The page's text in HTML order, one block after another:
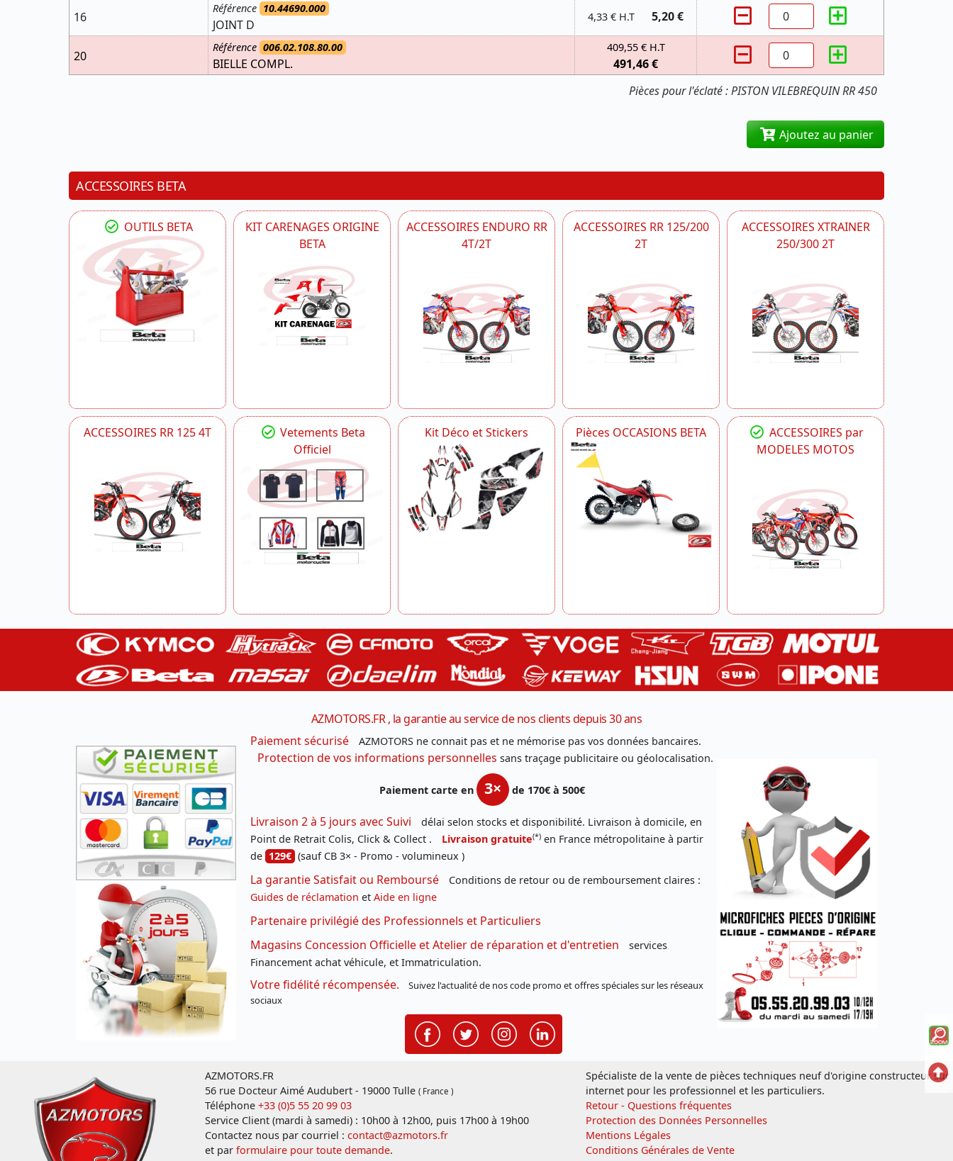
Pièces pour l'éclaté : PISTON VILEBREQUIN RR 450
16
Référence 10.44690.000
JOINT D
4,33 € H.T 5,20 €
20
Référence 006.02.108.80.00
BIELLE COMPL.
409,55 € H.T
491,46 €
Ajoutez au panier
ACCESSOIRES BETA
OUTILS BETA
KIT CARENAGES ORIGINE
BETA
ACCESSOIRES ENDURO RR
4T/2T
ACCESSOIRES RR 125/200
2T
ACCESSOIRES XTRAINER
250/300 2T
ACCESSOIRES RR 125 4T
Vetements Beta
Officiel
Kit Déco et Stickers Pièces OCCASIONS BETA
ACCESSOIRES par
MODELES MOTOS
AZMOTORS.FR , la garantie au service de nos clients depuis 30 ans
Paiement sécurisé
AZMOTORS ne connait pas et ne mémorise pas vos données bancaires.
Protection de vos informations personnelles sans traçage publicitaire ou géolocalisation.
Paiement carte en 3× de 170€ à 500€
Livraison 2 à 5 jours avec Suivi
délai selon stocks et disponibilité. Livraison à domicile, en
Point de Retrait Colis, Click & Collect .
Livraison gratuite(*) en France métropolitaine à partir
de 129€ (sauf CB 3× - Promo - volumineux )
La garantie Satisfait ou Remboursé
Conditions de retour ou de remboursement claires :
Guides de réclamation et Aide en ligne
Partenaire privilégié des Professionnels et Particuliers
Magasins Concession Officielle et Atelier de réparation et d'entretien
services
Financement achat véhicule, et Immatriculation.
Votre fidélité récompensée.
Suivez l'actualité de nos code promo et offres spéciales sur les réseaux
sociaux
AZMOTORS.FR
56 rue Docteur Aimé Audubert - 19000 Tulle ( France )
Téléphone +33 (0)5 55 20 99 03
Service Client (mardi à samedi) : 10h00 à 12h00, puis 17h00 à 19h00
Contactez nous par courriel : contact@azmotors.fr
et par formulaire pour toute demande.
Spécialiste de la vente de pièces techniques neuf d'origine constructeur sur
internet pour les professionnel et les particuliers.
Retour - Questions fréquentes
Protection des Données Personnelles
Mentions Légales
Conditions Générales de Vente
la